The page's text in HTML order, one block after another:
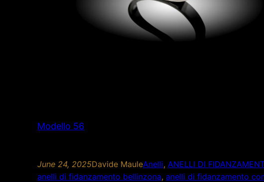
Modello 56
June 24, 2025Davide MauleAnelli, ANELLI DI
anelli di fidanzamento bellinzona, anelli di fidanzamento